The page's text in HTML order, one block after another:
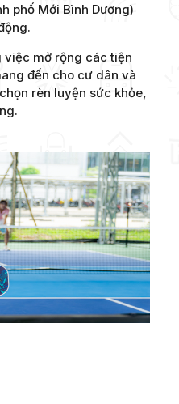
phố Mới Bình Dương)
mở rộng các tiện
đến cho cư dân và
rèn luyện sức khỏe,